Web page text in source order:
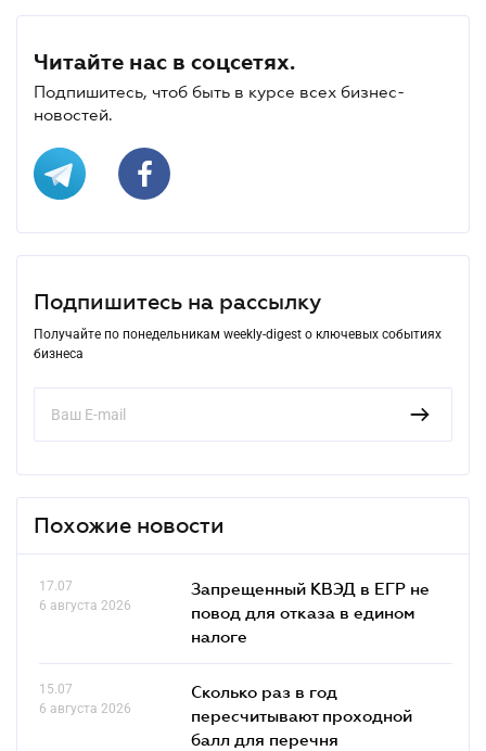
Читайте нас в соцсетях.
Подпишитесь, чтоб быть в курсе всех бизнес-
новостей.
Подпишитесь на рассылку
Получайте по понедельникам weekly-digest о ключевых событиях
бизнеса
Похожие новости
17.07
6 августа 2026
Запрещенный КВЭД в ЕГР не
повод для отказа в едином
налоге
15.07
6 августа 2026
Сколько раз в год
пересчитывают проходной
балл для перечня